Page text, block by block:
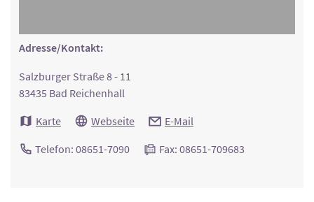
Adresse/Kontakt:
Salzburger Straße 8 - 11
83435 Bad Reichenhall
Karte
Webseite E-Mail
Telefon: 08651-7090 Fax: 08651-709683